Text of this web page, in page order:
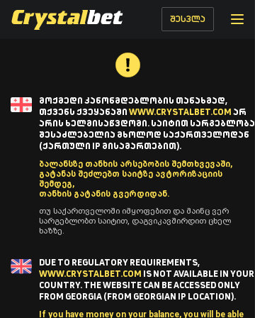
შესვლა
ᲛᲝᲥᲛᲔᲓᲘ ᲙᲐᲜᲝᲜᲛᲓᲔᲑᲚᲝᲑᲘᲡ ᲗᲐᲜᲐᲮᲛᲐᲓ,
ᲗᲥᲕᲔᲜᲡ ᲥᲕᲔᲧᲐᲜᲐᲨᲘWWW.CRYSTALBET.COMᲐᲠ
ᲐᲠᲘᲡ ᲮᲔᲚᲛᲘᲡᲐᲬᲕᲓᲝᲛᲘ. ᲡᲐᲘᲢᲘᲗ ᲡᲐᲠᲒᲔᲑᲚᲝᲑᲐ
ᲨᲔᲡᲐᲫᲚᲔᲑᲔᲚᲘᲐ ᲛᲮᲝᲚᲝᲓ ᲡᲐᲥᲐᲠᲗᲕᲔᲚᲝᲓᲐᲜ
(ᲥᲐᲠᲗᲣᲚᲘ IP ᲛᲘᲡᲐᲛᲐᲠᲗᲔᲑᲘᲗ).
ბალანსზე თანხის არსებობის შემთხვევაში,
გატანას შეძლებთ საიტზე ავტორიზაციის
შემდეგ,
თანხის გატანის გვერდიდან.
თუ საქართველოში იმყოფებით და მაინც ვერ
სარგებლობთ საიტით, დაგვიკავშირდით ცხელ
ხაზზე.
DUE TO REGULATORY REQUIREMENTS,
WWW.CRYSTALBET.COM IS NOT AVAILABLE IN YOUR
COUNTRY. THE WEBSITE CAN BE ACCESSED ONLY
FROM GEORGIA (FROM GEORGIAN IP LOCATION).
If you have money on your balance, you will be able